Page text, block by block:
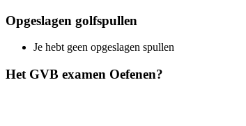
Opgeslagen golfspullen
Je hebt geen opgeslagen spullen
Het GVB examen Oefenen?